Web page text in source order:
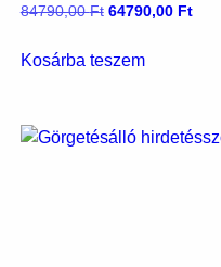
84790,00Ft Original
was:
64790,00 Ft
Kosárba teszem